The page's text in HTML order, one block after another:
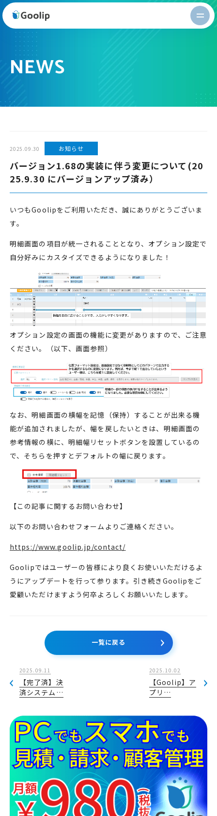
NEWS
2025.09.30 お知らせ
バージョン1.68の実装に伴う変更について(20
25.9.30 にバージョンアップ済み）
いつもGoolipをご利用いただき、誠にありがとうございま
す。
明細画面の項目が統一されることとなり、オプション設定で
自分好みにカスタイズできるようになりました！
オプション設定の画面の機能に変更がありますので、ご注意
ください。（以下、画面参照）
なお、明細画面の横幅を記憶（保持）することが出来る機
能が追加されましたが、幅を戻したいときは、明細画面の
参考情報の横に、明細幅リセットボタンを設置しているの
で、そちらを押すとデフォルトの幅に戻ります。
【この記事に関するお問い合わせ】
以下のお問い合わせフォームよりご連絡ください。
https://www.goolip.jp/contact/
Goolipではユーザーの皆様により良くお使いいただけるよ
うにアップデートを行って参ります。引き続きGoolipをご
愛顧いただけますよう何卒よろしくお願いいたします。
2025.09.11
【完了済】決
済システム…
一覧に戻る
2025.10.02
【Goolip】ア
プリ…